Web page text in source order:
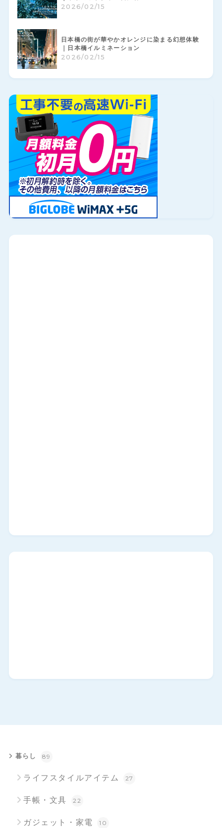
2026/02/15
日本橋の街が華やかオレンジに染まる幻想体験
｜日本橋イルミネーション
2026/02/15
暮らし 89
ライフスタイルアイテム 27
手帳・文具 22
ガジェット・家電 10